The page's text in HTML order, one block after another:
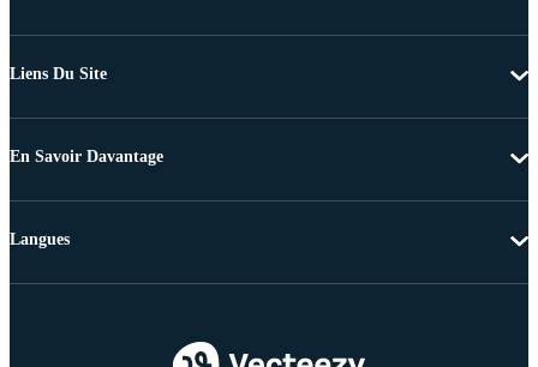
Liens Du Site
En Savoir Davantage
Langues